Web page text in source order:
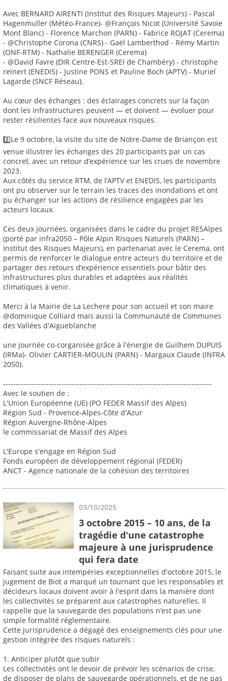
Avec BERNARD AIRENTI (Institut des Risques Majeurs) - Pascal
Hagenmuller (Météo-France)- @François Nicot (Université Savoie
Mont Blanc) - Florence Marchon (PARN) - Fabrice ROJAT (Cerema)
- @Christophe Corona (CNRS) - Gaël Lamberthod - Rémy Martin
(ONF-RTM) - Nathalie BERENGER (Cerema)
- @David Favre (DIR Centre-Est-SREI de Chambéry) - christophe
reinert (ENEDIS) - Justine PONS et Pauline Boch (APTV) - Muriel
Lagarde (SNCF Réseau).
Au cœur des échanges : des éclairages concrets sur la façon
dont les infrastructures peuvent — et doivent — évoluer pour
rester résilientes face aux nouveaux risques.
2️⃣Le 9 octobre, la visite du site de Notre-Dame de Briançon est
venue illustrer les échanges des 20 participants par un cas
concret, avec un retour d’expérience sur les crues de novembre
2023.
Aux côtés du service RTM, de l’APTV et ENEDIS, les participants
ont pu observer sur le terrain les traces des inondations et ont
pu échanger sur les actions de résilience engagées par les
acteurs locaux.
Ces deux journées, organisées dans le cadre du projet RESAlpes
(porté par infra2050 – Pôle Alpin Risques Naturels (PARN) –
Institut des Risques Majeurs), en partenariat avec le Cerema, ont
permis de renforcer le dialogue entre acteurs du territoire et de
partager des retours d’expérience essentiels pour bâtir des
infrastructures plus durables et adaptées aux réalités
climatiques à venir.
Merci à la Mairie de La Lechere pour son accueil et son maire
@dominique Colliard mais aussi la Communauté de Communes
des Vallées d'Aigueblanche
une journée co-corganisée grâce à l'énergie de Guilhem DUPUIS
(IRMa)- Olivier CARTIER-MOULIN (PARN) - Margaux Claude (INFRA
2050).
----------------------------------------------------------------------------------
Avec le soutien de :
L'Union Européenne (UE) (PO FEDER Massif des Alpes)
Région Sud - Provence-Alpes-Côte d'Azur
Région Auvergne-Rhône-Alpes
le commissariat de Massif des Alpes
L'Europe s'engage en Région Sud
Fonds européen de développement régional (FEDER)
ANCT - Agence nationale de la cohésion des territoires
03/10/2025
3 octobre 2015 – 10 ans, de la
tragédie d'une catastrophe
majeure à une jurisprudence
qui fera date
Faisant suite aux intempéries exceptionnelles d'octobre 2015, le
jugement de Biot a marqué un tournant que les responsables et
décideurs locaux doivent avoir à l'esprit dans la manière dont
les collectivités se préparent aux catastrophes naturelles. Il
rappelle que la sauvegarde des populations n’est pas une
simple formalité réglementaire.
Cette jurisprudence a dégagé des enseignements clés pour une
gestion intégrée des risques naturels :
1. Anticiper plutôt que subir
Les collectivités ont le devoir de prévoir les scénarios de crise,
de disposer de plans de sauvegarde opérationnels, et de ne pas